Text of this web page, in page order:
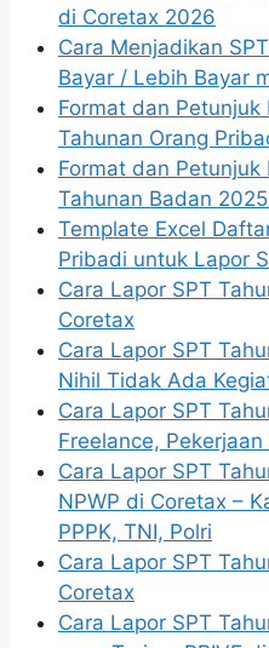
di Coretax 2026
Cara Menjadikan
Bayar / Lebih Bayar
Format dan Petunjuk
Tahunan Orang
Format dan Petunjuk
Tahunan Badan
Template Excel
Pribadi untuk Lapor
Cara Lapor SPT
Coretax
Cara Lapor SPT
Nihil Tidak Ada
Cara Lapor SPT
Freelance,
Cara Lapor SPT
NPWP di Coretax –
PPPK, TNI, Polri
Cara Lapor SPT
Coretax
Cara Lapor SPT